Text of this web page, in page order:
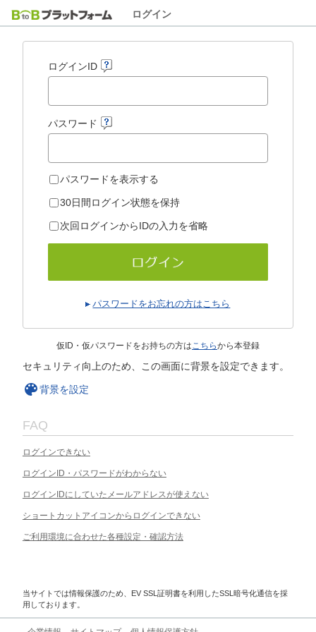
ログイン
ログインID
パスワード
パスワードを表示する
30日間ログイン状態を保持
次回ログインからIDの入力を省略
パスワードをお忘れの方はこちら
仮ID・仮パスワードをお持ちの方はこちらから本登録
セキュリティ向上のため、この画面に背景を設定できます。
背景を設定
FAQ
ログインできない
ログインID・パスワードがわからない
ログインIDにしていたメールアドレスが使えない
ショートカットアイコンからログインできない
ご利用環境に合わせた各種設定・確認方法
当サイトでは情報保護のため、EV SSL証明書を利用したSSL暗号化通信を採
用しております。